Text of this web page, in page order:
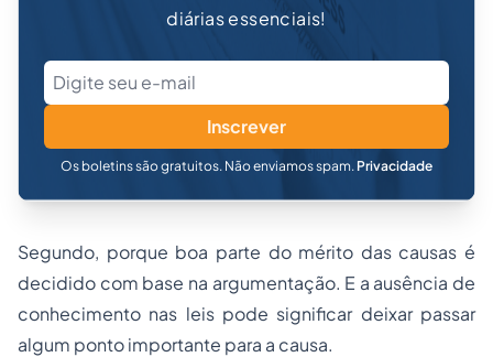
diárias essenciais!
Inscrever
Os boletins são gratuitos. Não enviamos spam. Privacidade
Segundo, porque boa parte do mérito das causas é
decidido com base na argumentação. E a ausência de
conhecimento nas leis pode significar deixar passar
algum ponto importante para a causa.